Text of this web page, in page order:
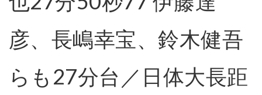
彦、長嶋幸宝、鈴木健吾
らも27分台／日体大長距